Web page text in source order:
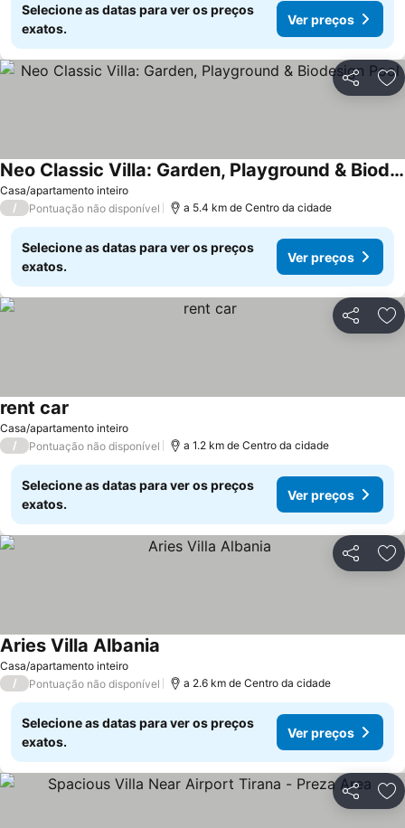
Selecione as datas para ver os preços
exatos.
Ver preços
Partilhar
Casa/apartamento inteiro
Neo Classic Villa: Garden, Playground & Biodesign Pool
/ Pontuação não disponível a 5.4 km de Centro da cidade
Selecione as datas para ver os preços
exatos.
Ver preços
Partilhar
Casa/apartamento inteiro
rent car
/ Pontuação não disponível a 1.2 km de Centro da cidade
Selecione as datas para ver os preços
exatos.
Ver preços
Partilhar
Casa/apartamento inteiro
Aries Villa Albania
/ Pontuação não disponível a 2.6 km de Centro da cidade
Selecione as datas para ver os preços
exatos.
Ver preços
Partilhar